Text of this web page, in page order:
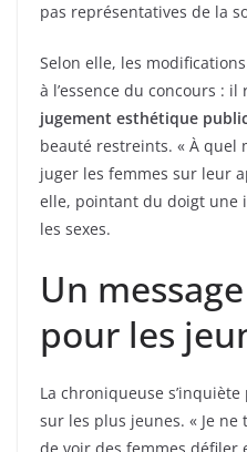
pas représentatives de la
Selon elle, les
à l’essence du concours :
jugement esthétique
beauté restreints. « À quel
juger les femmes sur leur
elle, pointant du doigt une
les sexes.
Un
pour les
La chroniqueuse
sur les plus jeunes. « Je